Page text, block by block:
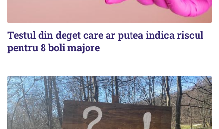
Testul din deget care ar putea indica riscul
pentru 8 boli majore